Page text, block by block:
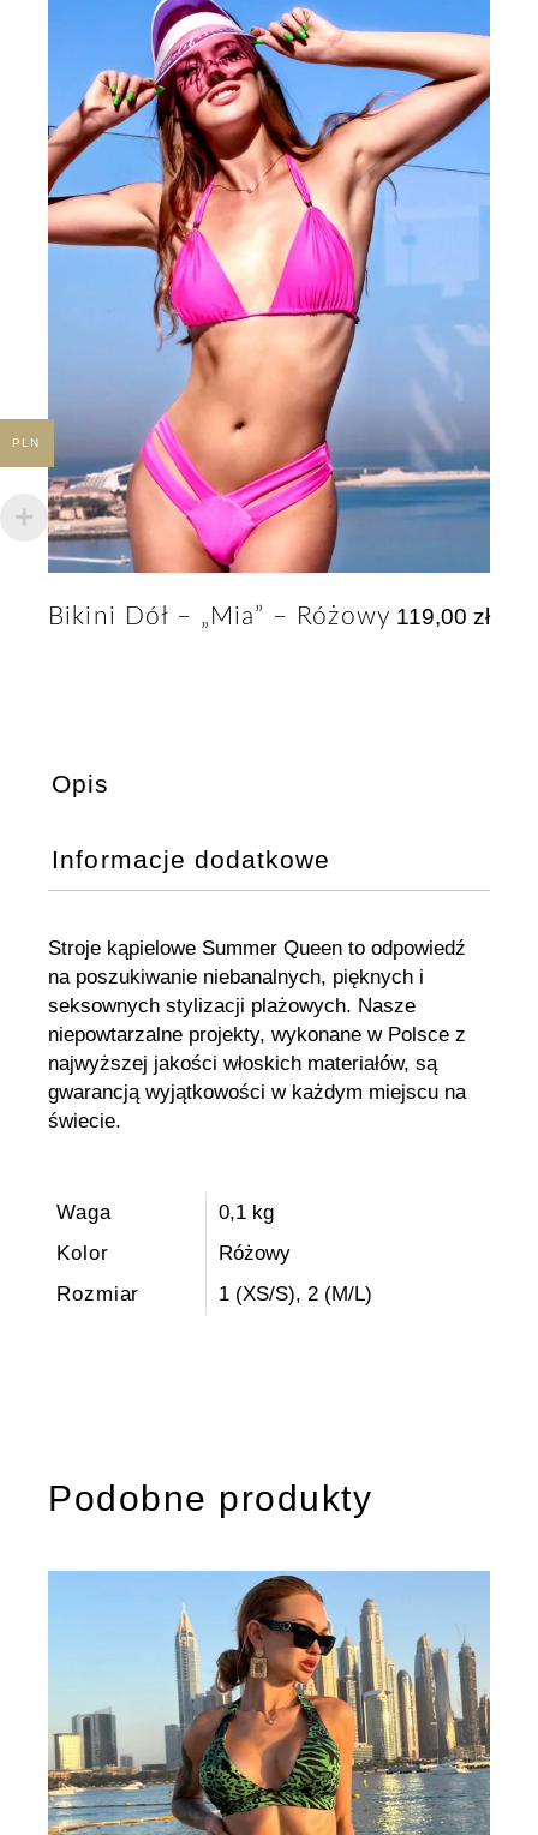
Bikini Dół – „Mia” – Różowy 119,00 zł
Opis
Informacje dodatkowe
Stroje kąpielowe Summer Queen to odpowiedź
na poszukiwanie niebanalnych, pięknych i
seksownych stylizacji plażowych. Nasze
niepowtarzalne projekty, wykonane w Polsce z
najwyższej jakości włoskich materiałów, są
gwarancją wyjątkowości w każdym miejscu na
świecie.
Waga
0,1 kg
Kolor
Różowy
Rozmiar
1 (XS/S), 2 (M/L)
Podobne produkty
PLN